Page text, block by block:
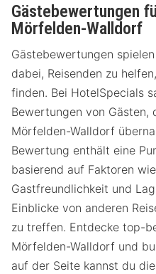
Gästebewertungen
Mörfelden-Walldorf
Gästebewertungen
dabei, Reisenden zu
finden. Bei HotelSpecials
Bewertungen von Gästen,
Mörfelden-Walldorf
Bewertung enthält eine
basierend auf Faktoren
Gastfreundlichkeit und
Einblicke von anderen
zu treffen. Entdecke top-
Mörfelden-Walldorf und
auf der Seite kannst du